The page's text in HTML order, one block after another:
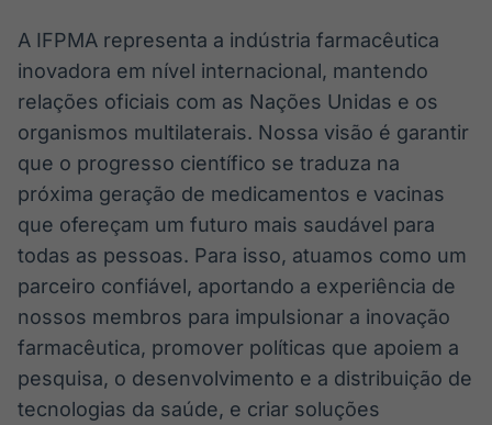
A IFPMA representa a indústria farmacêutica
inovadora em nível internacional, mantendo
relações oficiais com as Nações Unidas e os
organismos multilaterais. Nossa visão é garantir
que o progresso científico se traduza na
próxima geração de medicamentos e vacinas
que ofereçam um futuro mais saudável para
todas as pessoas. Para isso, atuamos como um
parceiro confiável, aportando a experiência de
nossos membros para impulsionar a inovação
farmacêutica, promover políticas que apoiem a
pesquisa, o desenvolvimento e a distribuição de
tecnologias da saúde, e criar soluções